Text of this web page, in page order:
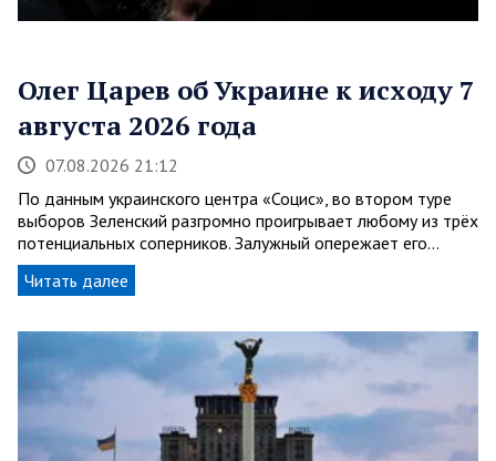
Олег Царев об Украине к исходу 7
августа 2026 года
07.08.2026 21:12
По данным украинского центра «Социс», во втором туре
выборов Зеленский разгромно проигрывает любому из трёх
потенциальных соперников. Залужный опережает его…
Читать далее